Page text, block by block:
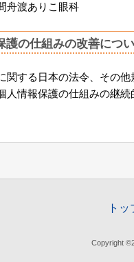
舟渡ありこ眼科
護の仕組みの改善につ
関する日本の法令、その
人情報保護の仕組みの継続
ト
Copyright